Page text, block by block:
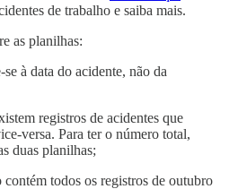
de trabalho e saiba mais.
as planilhas:
à data do acidente, não da
registros de acidentes que
versa. Para ter o número total,
duas planilhas;
todos os registros de outubro